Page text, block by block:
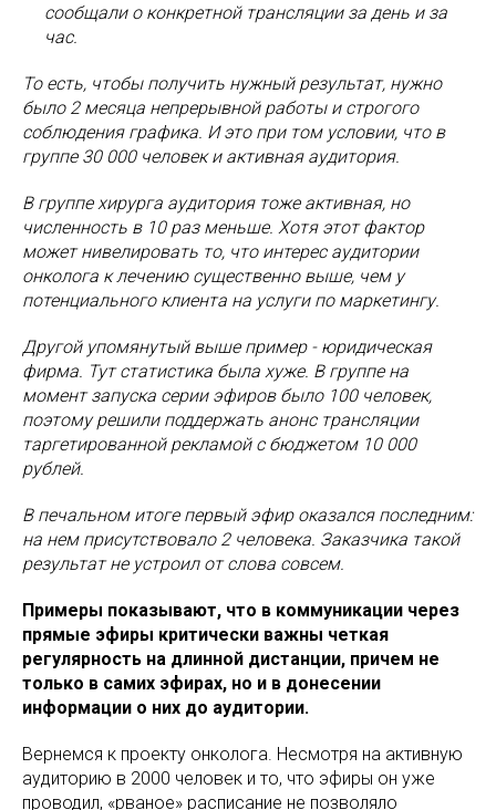
сообщали о конкретной трансляции за день и за
час.
То есть, чтобы получить нужный результат, нужно
было 2 месяца непрерывной работы и строгого
соблюдения графика. И это при том условии, что в
группе 30 000 человек и активная аудитория.
В группе хирурга аудитория тоже активная, но
численность в 10 раз меньше. Хотя этот фактор
может нивелировать то, что интерес аудитории
онколога к лечению существенно выше, чем у
потенциального клиента на услуги по маркетингу.
Другой упомянутый выше пример - юридическая
фирма. Тут статистика была хуже. В группе на
момент запуска серии эфиров было 100 человек,
поэтому решили поддержать анонс трансляции
таргетированной рекламой с бюджетом 10 000
рублей.
В печальном итоге первый эфир оказался последним:
на нем присутствовало 2 человека. Заказчика такой
результат не устроил от слова совсем.
Примеры показывают, что в коммуникации через
прямые эфиры критически важны четкая
регулярность на длинной дистанции, причем не
только в самих эфирах, но и в донесении
информации о них до аудитории.
Вернемся к проекту онколога. Несмотря на активную
аудиторию в 2000 человек и то, что эфиры он уже
проводил, «рваное» расписание не позволяло